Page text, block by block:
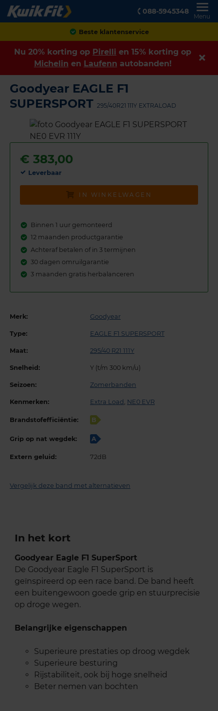
088-5945348
Menu
Beste klantenservice
Nu 20% korting op Pirelli en 15% korting op
Michelin en Laufenn autobanden!
Goodyear EAGLE F1
SUPERSPORT 295/40R21 111Y EXTRALOAD
€ 383,00
Leverbaar
IN WINKELWAGEN
Binnen 1 uur gemonteerd
12 maanden productgarantie
Achteraf betalen of in 3 termijnen
30 dagen omruilgarantie
3 maanden gratis herbalanceren
Merk: Goodyear
Type: EAGLE F1 SUPERSPORT
Maat: 295/40 R21 111Y
Snelheid: Y (t/m 300 km/u)
Seizoen: Zomerbanden
Kenmerken: Extra Load NE0 EVR
Brandstofefficiëntie: B
Grip op nat wegdek: A
Extern geluid: 72dB
Vergelijk deze band met alternatieven
In het kort
Goodyear Eagle F1 SuperSport
De Goodyear Eagle F1 SuperSport is
geïnspireerd op een race band. De band heeft
een buitengewoon goede grip en stuurprecisie
op droge wegen.
Belangrijke eigenschappen
Superieure prestaties op droog wegdek
Superieure besturing
Rijstabiliteit, ook bij hoge snelheid
Beter nemen van bochten